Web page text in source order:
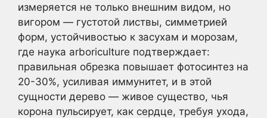
измеряется не только внешним видом, но
вигором — густотой листвы, симметрией
форм, устойчивостью к засухам и морозам,
где наука arboriculture подтверждает:
правильная обрезка повышает фотосинтез на
20-30%, усиливая иммунитет, и в этой
сущности дерево — живое существо, чья
корона пульсирует, как сердце, требуя ухода,